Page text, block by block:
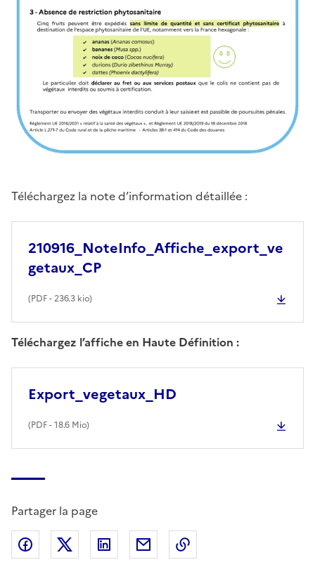
Téléchargez la note d’information détaillée :
210916_NoteInfo_Affiche_export_ve
getaux_CP
(PDF- 236.3 kio)
Téléchargez l’affiche en Haute Définition :
Export_vegetaux_HD
(PDF- 18.6 Mio)
Partager la page
Partager sur Facebook
Partager sur X (anciennement Twitter)
Partager sur LinkedIn
Partager par email